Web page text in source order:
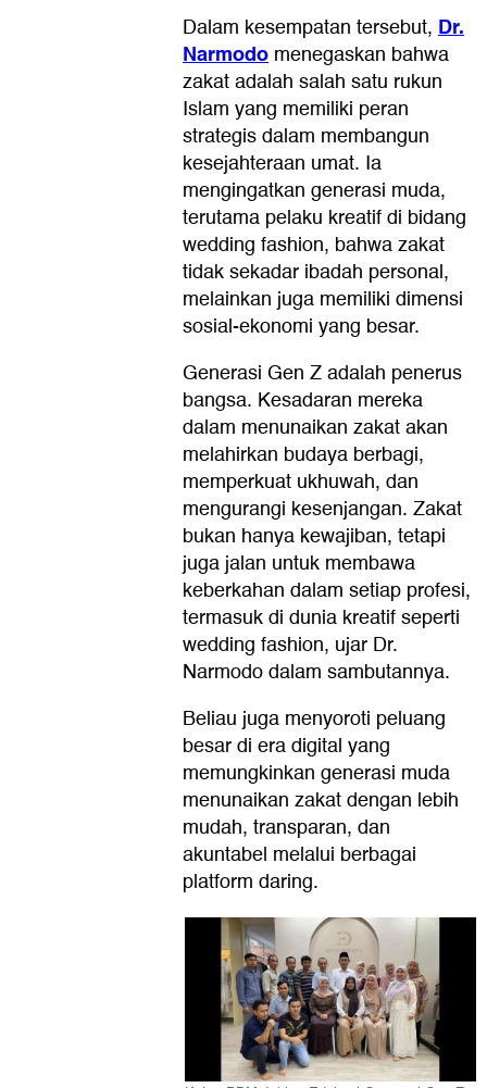
Dalam kesempatan tersebut, Dr.
Narmodo menegaskan bahwa
zakat adalah salah satu rukun
Islam yang memiliki peran
strategis dalam membangun
kesejahteraan umat. Ia
mengingatkan generasi muda,
terutama pelaku kreatif di bidang
wedding fashion, bahwa zakat
tidak sekadar ibadah personal,
melainkan juga memiliki dimensi
sosial-ekonomi yang besar.
Generasi Gen Z adalah penerus
bangsa. Kesadaran mereka
dalam menunaikan zakat akan
melahirkan budaya berbagi,
memperkuat ukhuwah, dan
mengurangi kesenjangan. Zakat
bukan hanya kewajiban, tetapi
juga jalan untuk membawa
keberkahan dalam setiap profesi,
termasuk di dunia kreatif seperti
wedding fashion, ujar Dr.
Narmodo dalam sambutannya.
Beliau juga menyoroti peluang
besar di era digital yang
memungkinkan generasi muda
menunaikan zakat dengan lebih
mudah, transparan, dan
akuntabel melalui berbagai
platform daring.